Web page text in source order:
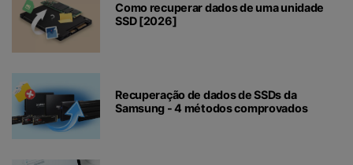
Como recuperar dados de uma unidade
SSD [2026]
Recuperação de dados de SSDs da
Samsung - 4 métodos comprovados